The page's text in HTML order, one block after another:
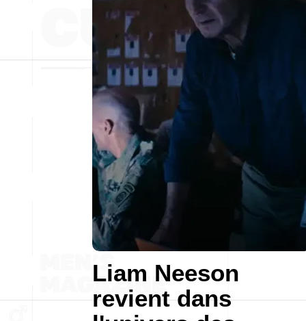
Liam Neeson
revient dans